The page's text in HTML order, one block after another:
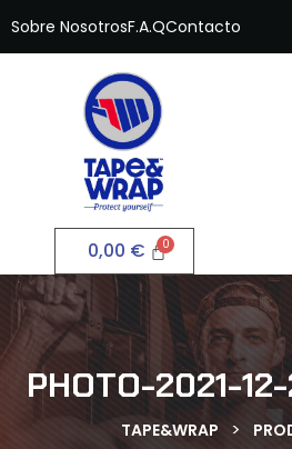
Sobre NosotrosF.A.QContacto
0,00 €
PHOTO-2021-
TAPE&WRAP >